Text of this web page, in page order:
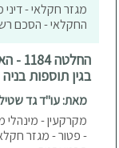
מגזר חקלאי -
החקלאי - הסכם
בגין תוספות
מאת: עו"ד גד
- פטור - מגזר